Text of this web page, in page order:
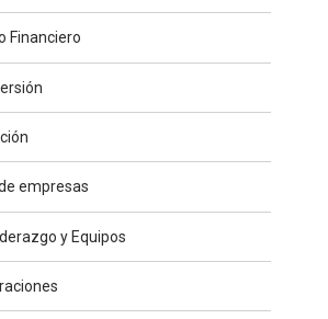
Financiero
empresas
y Equipos